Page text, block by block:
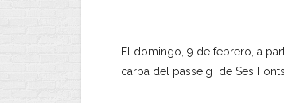
El domingo, 9 de febrero, a
carpa del passeig de Ses